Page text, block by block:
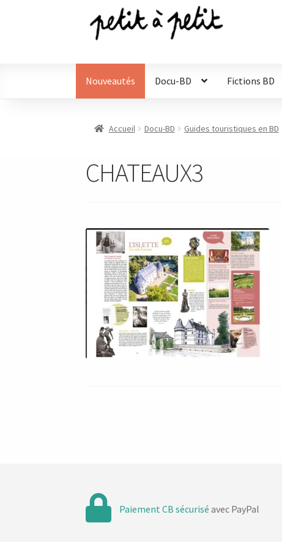
Aller
navigation
Aller
Nouveautés Docu-BD Fictions BD
Accueil Docu-BD Guides touristiques en BD
CHATEAUX3
Paiement CB sécurisé avec PayPal